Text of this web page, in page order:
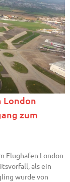
London
zum
Flughafen London
als ein
wurde von